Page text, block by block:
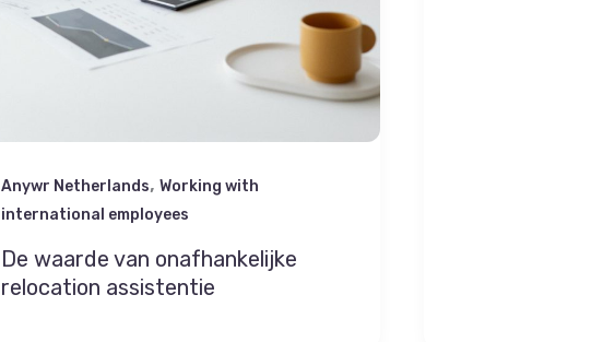
Anywr Netherlands,Working with
international employees
De waarde van onafhankelijke
relocation assistentie